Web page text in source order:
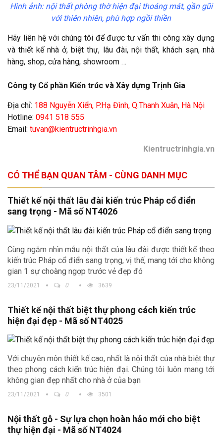
Hình ảnh: nội thất phòng thờ hiện đại thoáng mát, gần gũi
với thiên nhiên, phù hợp ngồi thiền
Hãy liên hệ với chúng tôi để được tư vấn thi công xây dựng
và thiết kế nhà ở, biệt thự, lâu đài, nội thất, khách sạn, nhà
hàng, shop, cửa hàng, showroom …
Công ty Cổ phần Kiến trúc và Xây dựng Trịnh Gia
Địa chỉ: 188 Nguyễn Xiển, P.Hạ Đình, Q.Thanh Xuân, Hà Nội
Hotline: 0941 518 555
Email: tuvan@kientructrinhgia.vn
Kientructrinhgia.vn
CÓ THỂ BẠN QUAN TÂM - CÙNG DANH MỤC
Thiết kế nội thất lâu đài kiến trúc Pháp cổ điển
sang trọng - Mã số NT4026
Cùng ngắm nhìn mẫu nội thất của lâu đài được thiết kế theo
kiến trúc Pháp cổ điển sang trọng, vị thế, mang tới cho không
gian 1 sự choàng ngợp trước vẻ đẹp đó
23/11/2021 0 3639
Thiết kế nội thất biệt thự phong cách kiến trúc
hiện đại đẹp - Mã số NT4025
Với chuyên môn thiết kế cao, nhất là nội thất của nhà biệt thự
theo phong cách kiến trúc hiện đại. Chúng tôi luôn mang tới
không gian đẹp nhất cho nhà ở của bạn
23/11/2021 0 3501
Nội thất gỗ - Sự lựa chọn hoàn hảo mới cho biệt
thự hiện đại - Mã số NT4024